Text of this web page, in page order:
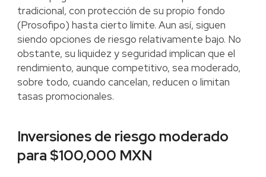
tradicional, con protección de su propio fondo
(Prosofipo) hasta cierto límite. Aun así, siguen
siendo opciones de riesgo relativamente bajo. No
obstante, su liquidez y seguridad implican que el
rendimiento, aunque competitivo, sea moderado,
sobre todo, cuando cancelan, reducen o limitan
tasas promocionales.
Inversiones de riesgo moderado
para $100,000 MXN